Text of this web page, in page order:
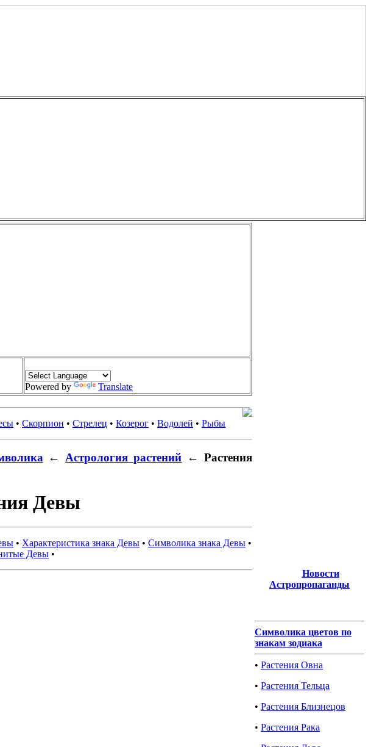
Powered by
Translate
• Скорпион • Стрелец • Козерог • Водолей • Рыбы
←Астрология растений ← Растения
Девы
• Характеристика знака Девы • Символика знака Девы •
Девы •
Новости
Астропропаганды
Символика цветов по
знакам зодиака
• Растения Овна
• Растения Тельца
• Растения Близнецов
• Растения Рака